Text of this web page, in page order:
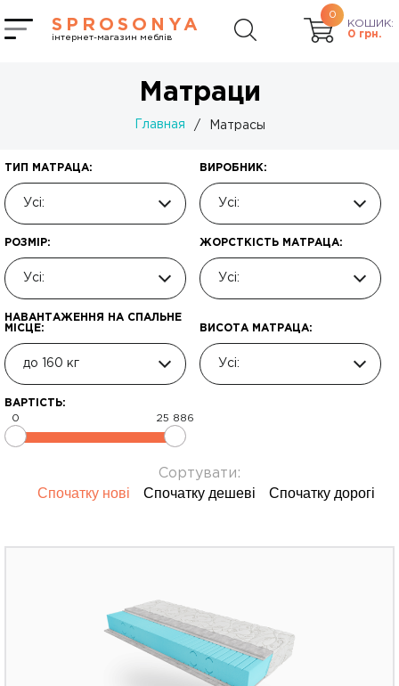
SPROSONYA
інтернет-магазин меблів
0
КОШИК:
0 грн.
Матраци
Главная / Матрасы
ТИП МАТРАЦА:
Усі:
ВИРОБНИК:
Усі:
РОЗМІР:
Усі:
ЖОРСТКІСТЬ МАТРАЦА:
Усі:
НАВАНТАЖЕННЯ НА СПАЛЬНЕ
МІСЦЕ:
до 160 кг
ВИСОТА МАТРАЦА:
Усі:
ВАРТІСТЬ:
0
25 886
Сортувати:
Спочатку нові Спочатку дешеві Спочатку дорогі